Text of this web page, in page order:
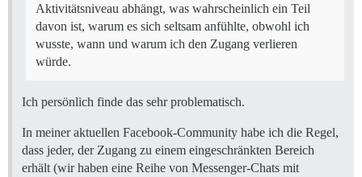
Aktivitätsniveau abhängt, was wahrscheinlich ein Teil
davon ist, warum es sich seltsam anfühlte, obwohl ich
wusste, wann und warum ich den Zugang verlieren
würde.
Ich persönlich finde das sehr problematisch.
In meiner aktuellen Facebook-Community habe ich die Regel,
dass jeder, der Zugang zu einem eingeschränkten Bereich
erhält (wir haben eine Reihe von Messenger-Chats mit